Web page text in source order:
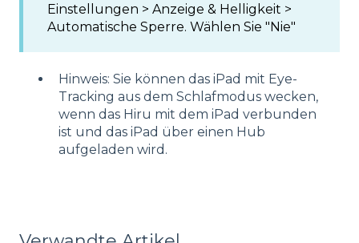
Einstellungen > Anzeige & Helligkeit >
Automatische Sperre. Wählen Sie "Nie"
Hinweis: Sie können das iPad mit Eye-
Tracking aus dem Schlafmodus wecken,
wenn das Hiru mit dem iPad verbunden
ist und das iPad über einen Hub
aufgeladen wird.